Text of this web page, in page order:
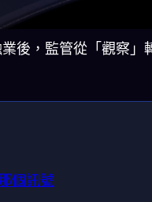
後，監管從「觀察」
個訊號